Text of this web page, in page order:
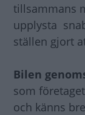
tillsammans
upplysta
ställen gjort
Bilen
som
och känns